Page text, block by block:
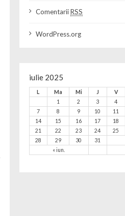
ComentariiRSS
WordPress.org
iulie 2025
L Ma Mi J V
« iun.
1 2 3 4
7
8 9 10 11
14
15 16 17 18
21
22 23 24 25
28
29 30 31